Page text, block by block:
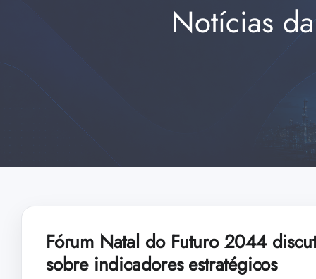
Notícias
Fórum Natal do Futuro 2044
sobre indicadores estratégicos